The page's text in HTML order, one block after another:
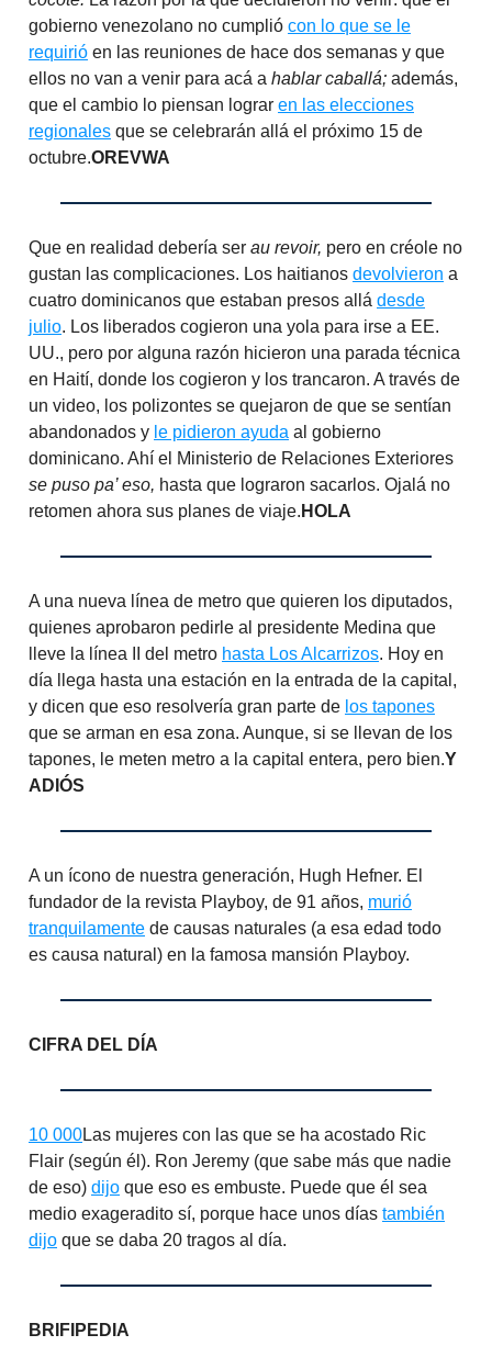
gobierno venezolano no cumplió con lo que se le
requirió en las reuniones de hace dos semanas y que
ellos no van a venir para acá a hablar caballá; además,
que el cambio lo piensan lograr en las elecciones
regionales que se celebrarán allá el próximo 15 de
octubre.OREVWA
Que en realidad debería ser au revoir, pero en créole no
gustan las complicaciones. Los haitianos devolvieron a
cuatro dominicanos que estaban presos allá desde
julio. Los liberados cogieron una yola para irse a EE.
UU., pero por alguna razón hicieron una parada técnica
en Haití, donde los cogieron y los trancaron. A través de
un video, los polizontes se quejaron de que se sentían
abandonados y le pidieron ayuda al gobierno
dominicano. Ahí el Ministerio de Relaciones Exteriores
se puso pa’ eso, hasta que lograron sacarlos. Ojalá no
retomen ahora sus planes de viaje. HOLA
A una nueva línea de metro que quieren los diputados,
quienes aprobaron pedirle al presidente Medina que
lleve la línea II del metro hasta Los Alcarrizos. Hoy en
día llega hasta una estación en la entrada de la capital,
y dicen que eso resolvería gran parte de los tapones
que se arman en esa zona. Aunque, si se llevan de los
tapones, le meten metro a la capital entera, pero bien.Y
ADIÓS
A un ícono de nuestra generación, Hugh Hefner. El
fundador de la revista Playboy, de 91 años, murió
tranquilamente de causas naturales (a esa edad todo
es causa natural) en la famosa mansión Playboy.
CIFRA DEL DÍA
10 000Las mujeres con las que se ha acostado Ric
Flair (según él). Ron Jeremy (que sabe más que nadie
de eso) dijo que eso es embuste. Puede que él sea
medio exageradito sí, porque hace unos días también
dijo que se daba 20 tragos al día.
BRIFIPEDIA